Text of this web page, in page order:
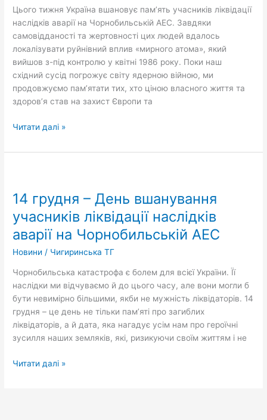
Цього тижня Україна вшановує пам’ять учасників ліквідації
наслідків аварії на Чорнобильській АЕС. Завдяки
самовідданості та жертовності цих людей вдалось
локалізувати руйнівний вплив «мирного атома», який
вийшов з-під контролю у квітні 1986 року. Поки наш
східний сусід погрожує світу ядерною війною, ми
продовжуємо пам’ятати тих, хто ціною власного життя та
здоров’я став на захист Європи та
катастрофи
—
на
Гіді
Читати далі »
14 грудня – День вшанування
учасників ліквідації наслідків
аварії на Чорнобильській АЕС
Новини / Чигиринська ТГ
Чорнобильська катастрофа є болем для всієї України. Її
наслідки ми відчуваємо й до цього часу, але вони могли б
бути невимірно більшими, якби не мужність ліквідаторів. 14
грудня – це день не тільки пам’яті про загиблих
ліквідаторів, а й дата, яка нагадує усім нам про героїчні
зусилля наших земляків, які, ризикуючи своїм життям і не
–
вшанування
учасників
ліквідації
аварії
на
Чорнобильській
АЕС
Читати далі »